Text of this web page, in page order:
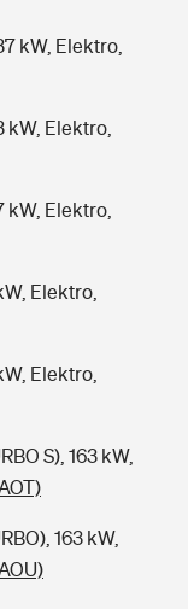
kW, Elektro,
kW, Elektro,
kW, Elektro,
Elektro,
Elektro,
S), 163 kW,
163 kW,